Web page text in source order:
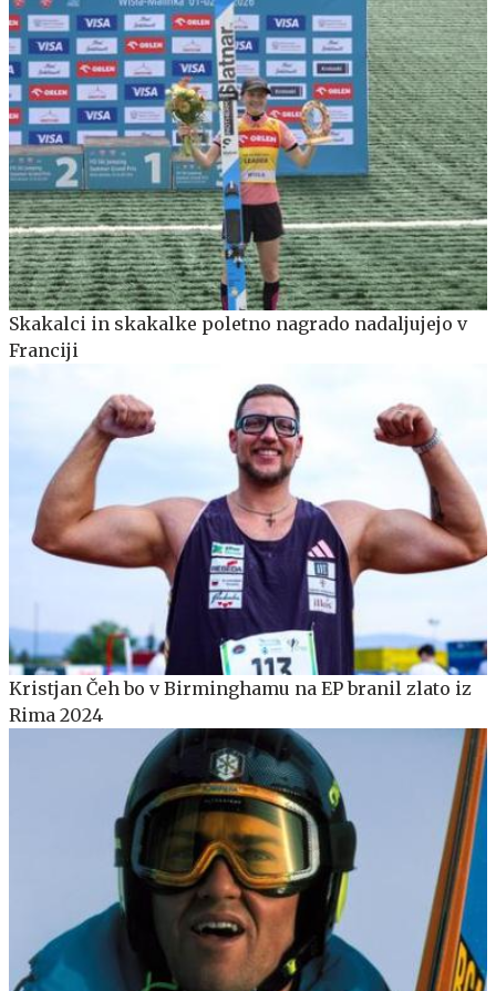
Skakalci in skakalke poletno nagrado nadaljujejo v
Franciji
Kristjan Čeh bo v Birminghamu na EP branil zlato iz
Rima 2024